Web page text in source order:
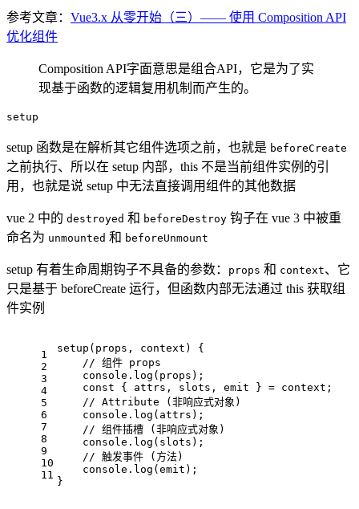
参考文章： Vue3.x 从零开始（三）—— 使用 Composition API
优化组件
Composition API字面意思是组合API，它是为了实
现基于函数的逻辑复用机制而产生的。
setup
setup 函数是在解析其它组件选项之前，也就是 beforeCreate
之前执行、所以在 setup 内部，this 不是当前组件实例的引
用，也就是说 setup 中无法直接调用组件的其他数据
vue 2 中的 destroyed 和 beforeDestroy 钩子在 vue 3 中被重
命名为 unmounted 和 beforeUnmount
setup 有着生命周期钩子不具备的参数： props 和 context、它
只是基于 beforeCreate 运行，但函数内部无法通过 this 获取组
件实例
1
2
3
4
5
6
7
8
9
10
11
setup ( props, context ) {
// 组件 props
console . log (props);
const { attrs, slots, emit } = context;
// Attribute (非响应式对象)
console . log (attrs);
// 组件插槽 (非响应式对象)
console . log (slots);
// 触发事件 (方法)
console . log (emit);
}